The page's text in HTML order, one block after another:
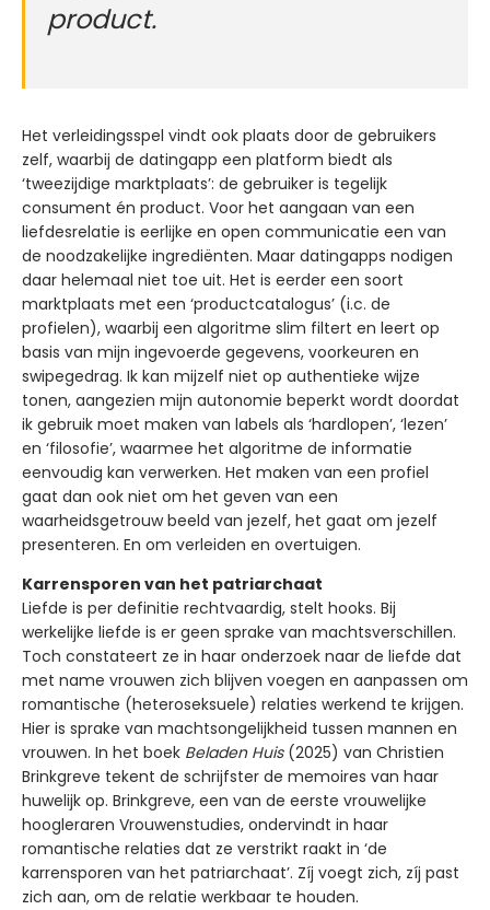
product.
Het verleidingsspel vindt ook plaats door de gebruikers
zelf, waarbij de datingapp een platform biedt als
‘tweezijdige marktplaats’: de gebruiker is tegelijk
consument én product. Voor het aangaan van een
liefdesrelatie is eerlijke en open communicatie een van
de noodzakelijke ingrediënten. Maar datingapps nodigen
daar helemaal niet toe uit. Het is eerder een soort
marktplaats met een ‘productcatalogus’ (i.c. de
profielen), waarbij een algoritme slim filtert en leert op
basis van mijn ingevoerde gegevens, voorkeuren en
swipegedrag. Ik kan mijzelf niet op authentieke wijze
tonen, aangezien mijn autonomie beperkt wordt doordat
ik gebruik moet maken van labels als ‘hardlopen’, ‘lezen’
en ‘filosofie’, waarmee het algoritme de informatie
eenvoudig kan verwerken. Het maken van een profiel
gaat dan ook niet om het geven van een
waarheidsgetrouw beeld van jezelf, het gaat om jezelf
presenteren. En om verleiden en overtuigen.
Karrensporen van het patriarchaat
Liefde is per definitie rechtvaardig, stelt hooks. Bij
werkelijke liefde is er geen sprake van machtsverschillen.
Toch constateert ze in haar onderzoek naar de liefde dat
met name vrouwen zich blijven voegen en aanpassen om
romantische (heteroseksuele) relaties werkend te krijgen.
Hier is sprake van machtsongelijkheid tussen mannen en
vrouwen. In het boek Beladen Huis (2025) van Christien
Brinkgreve tekent de schrijfster de memoires van haar
huwelijk op. Brinkgreve, een van de eerste vrouwelijke
hoogleraren Vrouwenstudies, ondervindt in haar
romantische relaties dat ze verstrikt raakt in ‘de
karrensporen van het patriarchaat’. Zíj voegt zich, zíj past
zich aan, om de relatie werkbaar te houden.